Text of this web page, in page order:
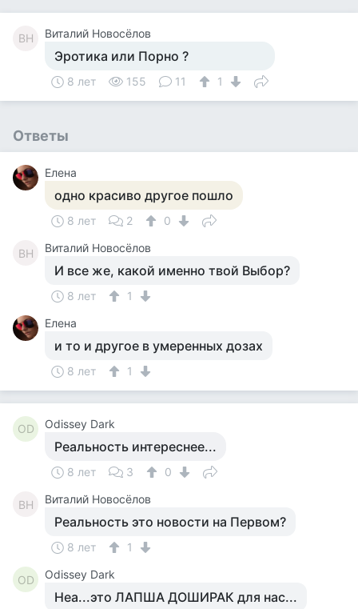
ВН Виталий Новосёлов
Эротика или Порно ?
8 лет 155 11 1
Ответы
Елена
одно красиво другое пошло
8 лет 2 0
ВН Виталий Новосёлов
И все же, какой именно твой Выбор?
8 лет
1
Елена
и то и другое в умеренных дозах
8 лет 1
OD Odissey Dark
Реальность интереснее...
8 лет 3 0
ВН Виталий Новосёлов
Реальность это новости на Первом?
8 лет 1
OD Odissey Dark
Неа...это ЛАПША ДОШИРАК для нас...